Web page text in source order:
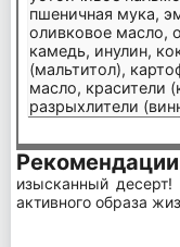
пшеничная мука,
оливковое масло,
камедь, инулин,
(мальтитол),
масло, красители
разрыхлители
изысканный
активного образа